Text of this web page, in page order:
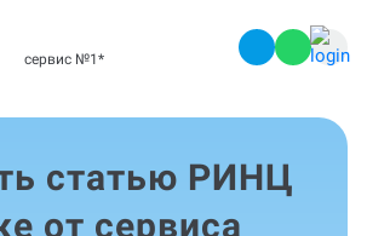
сервис №1 *
статью РИНЦ
от сервиса